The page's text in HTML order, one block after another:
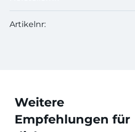
Artikelnr:
Weitere
Empfehlungen für